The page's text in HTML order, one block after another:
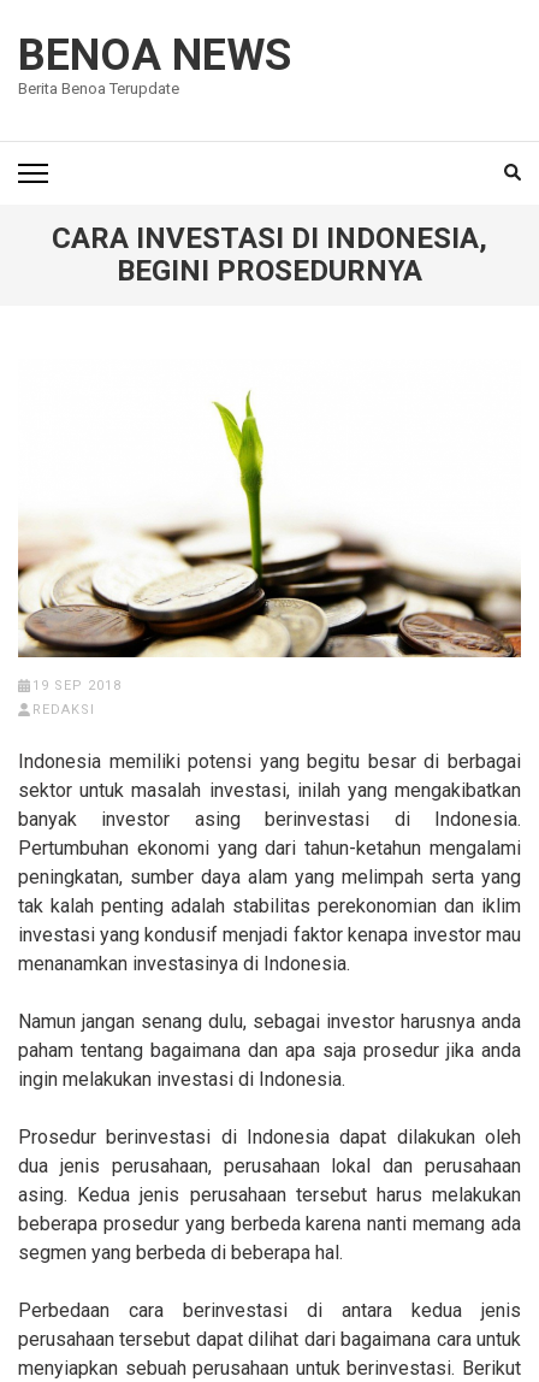
konten
(Tekan
BENOA NEWS
Berita Benoa Terupdate
CARA INVESTASI DI INDONESIA,
BEGINI PROSEDURNYA
19 SEP 2018
REDAKSI
Indonesia memiliki potensi yang begitu besar di berbagai
sektor untuk masalah investasi, inilah yang mengakibatkan
banyak investor asing berinvestasi di Indonesia.
Pertumbuhan ekonomi yang dari tahun-ketahun mengalami
peningkatan, sumber daya alam yang melimpah serta yang
tak kalah penting adalah stabilitas perekonomian dan iklim
investasi yang kondusif menjadi faktor kenapa investor mau
menanamkan investasinya di Indonesia.
Namun jangan senang dulu, sebagai investor harusnya anda
paham tentang bagaimana dan apa saja prosedur jika anda
ingin melakukan investasi di Indonesia.
Prosedur berinvestasi di Indonesia dapat dilakukan oleh
dua jenis perusahaan, perusahaan lokal dan perusahaan
asing. Kedua jenis perusahaan tersebut harus melakukan
beberapa prosedur yang berbeda karena nanti memang ada
segmen yang berbeda di beberapa hal.
Perbedaan cara berinvestasi di antara kedua jenis
perusahaan tersebut dapat dilihat dari bagaimana cara untuk
menyiapkan sebuah perusahaan untuk berinvestasi. Berikut